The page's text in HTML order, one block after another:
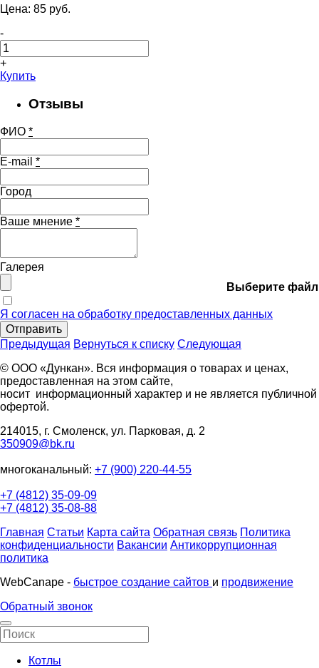
Цена: 85 pуб.
-
+
Купить
Отзывы
ФИО *
E-mail *
Город
Ваше мнение *
Галерея
Выберите файл
Я согласен на обработку предоставленных данных
Отправить
Предыдущая Вернуться к списку Следующая
© ООО «Дункан». Вся информация о товарах и ценах,
предоставленная на этом сайте,
носит информационный характер и не является публичной
офертой.
214015, г. Смоленск, ул. Парковая, д. 2
350909@bk.ru
многоканальный: +7 (900) 220-44-55
+7 (4812) 35-09-09
+7 (4812) 35-08-88
Главная Статьи Карта сайта Обратная связь Политика
конфиденциальности Вакансии Антикоррупционная
политика
WebCanape - быстрое создание сайтов и продвижение
Обратный звонок
Котлы